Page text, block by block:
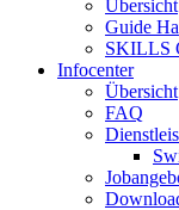
Übersicht
Guide
SKILLS
Infocenter
Übersicht
FAQ